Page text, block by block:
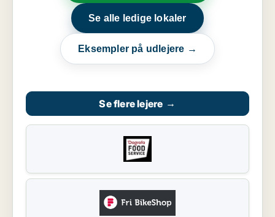
Se alle ledige lokaler
Eksempler på udlejere →
Se flere lejere →